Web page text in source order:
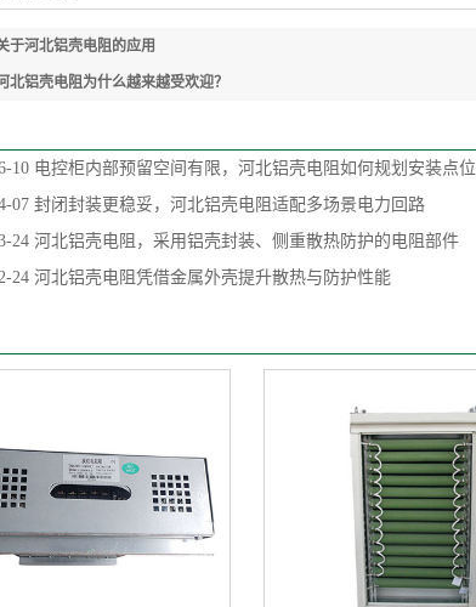
于河北铝壳电阻的应用
北铝壳电阻为什么越来越受欢迎？
10 电控柜内部预留空间有限，河北铝壳电阻如何规划安装点位
07 封闭封装更稳妥，河北铝壳电阻适配多场景电力回路
24 河北铝壳电阻，采用铝壳封装、侧重散热防护的电阻部件
24 河北铝壳电阻凭借金属外壳提升散热与防护性能